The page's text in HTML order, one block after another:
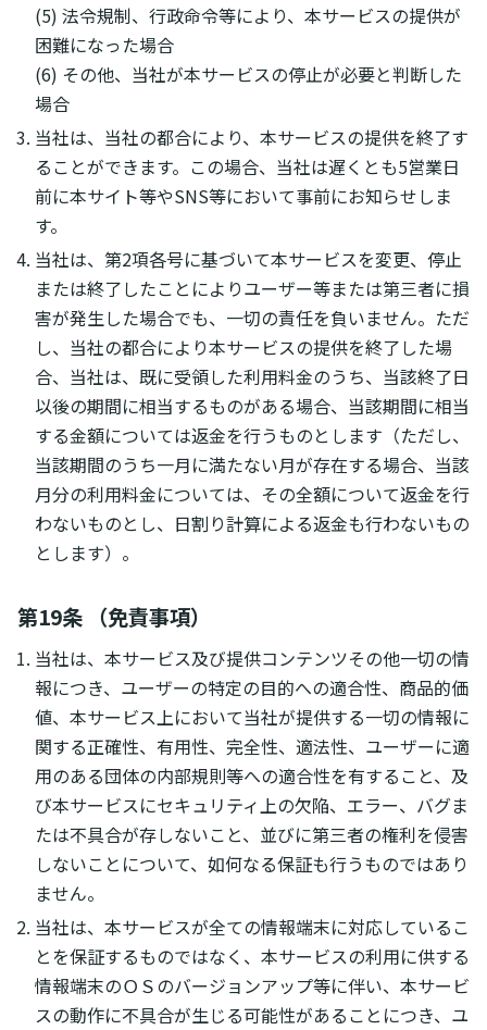
(5) 法令規制、行政命令等により、本サービスの提供が
困難になった場合
(6) その他、当社が本サービスの停止が必要と判断した
場合
当社は、当社の都合により、本サービスの提供を終了す
ることができます。この場合、当社は遅くとも5営業日
前に本サイト等やSNS等において事前にお知らせしま
す。
当社は、第2項各号に基づいて本サービスを変更、停止
または終了したことによりユーザー等または第三者に損
害が発生した場合でも、一切の責任を負いません。ただ
し、当社の都合により本サービスの提供を終了した場
合、当社は、既に受領した利用料金のうち、当該終了日
以後の期間に相当するものがある場合、当該期間に相当
する金額については返金を行うものとします（ただし、
当該期間のうち一月に満たない月が存在する場合、当該
月分の利用料金については、その全額について返金を行
わないものとし、日割り計算による返金も行わないもの
とします）。
第19条 （免責事項）
当社は、本サービス及び提供コンテンツその他一切の情
報につき、ユーザーの特定の目的への適合性、商品的価
値、本サービス上において当社が提供する一切の情報に
関する正確性、有用性、完全性、適法性、ユーザーに適
用のある団体の内部規則等への適合性を有すること、及
び本サービスにセキュリティ上の欠陥、エラー、バグま
たは不具合が存しないこと、並びに第三者の権利を侵害
しないことについて、如何なる保証も行うものではあり
ません。
当社は、本サービスが全ての情報端末に対応しているこ
とを保証するものではなく、本サービスの利用に供する
情報端末のＯＳのバージョンアップ等に伴い、本サービ
スの動作に不具合が生じる可能性があることにつき、ユ